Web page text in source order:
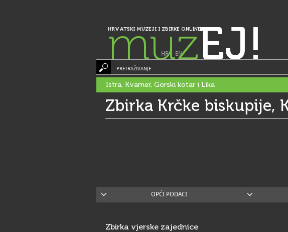
HRVATSKI MUZEJI I ZBIRKE ONLINE
muzEJ!
HR| EN
PRETRAŽIVANJE
Istra, Kvarner, Gorski kotar i Lika
Zbirka Krčke biskupije,
OPĆI PODACI
Zbirka vjerske zajednice